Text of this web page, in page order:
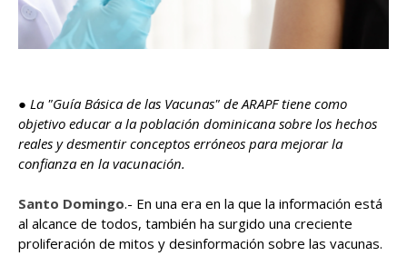
● La "Guía Básica de las Vacunas" de ARAPF tiene como
objetivo educar a la población dominicana sobre los hechos
reales y desmentir conceptos erróneos para mejorar la
confianza en la vacunación.
Santo Domingo.- En una era en la que la información está
al alcance de todos, también ha surgido una creciente
proliferación de mitos y desinformación sobre las vacunas.